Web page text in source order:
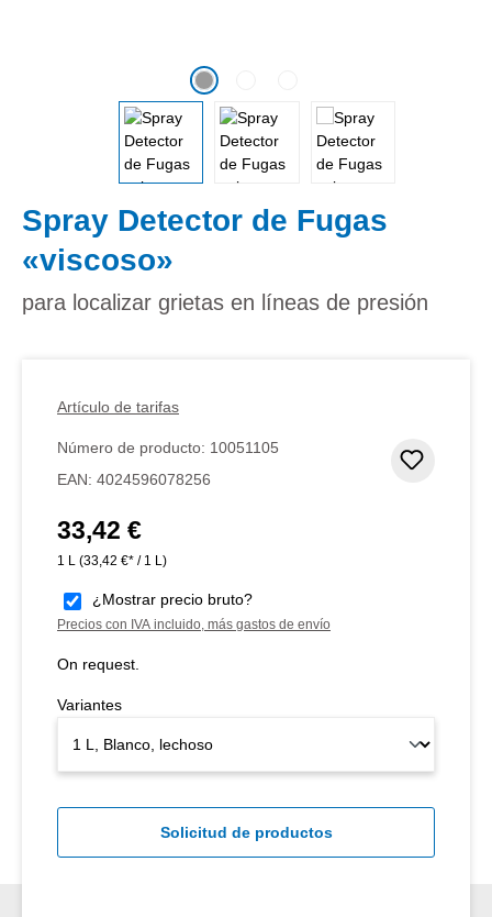
Spray Detector de Fugas
«viscoso»
para localizar grietas en líneas de presión
Artículo de tarifas
Número de producto: 10051105
EAN: 4024596078256
Precio normal:
33,42 €
1 L (33,42 €* / 1 L)
¿Mostrar precio bruto?
Precios con IVA incluido, más gastos de envío
On request.
Variantes
Solicitud de productos